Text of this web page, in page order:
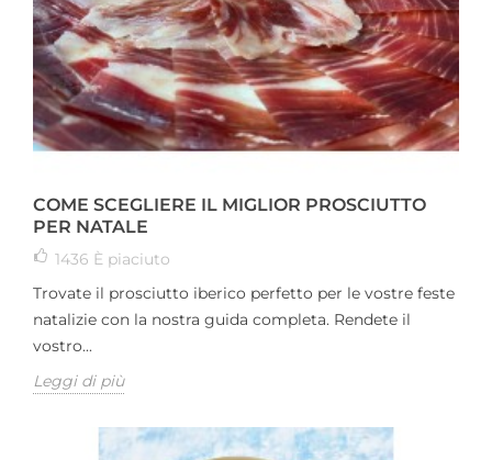
COME SCEGLIERE IL MIGLIOR PROSCIUTTO
PER NATALE
1436 È piaciuto
Trovate il prosciutto iberico perfetto per le vostre feste
natalizie con la nostra guida completa. Rendete il
vostro...
Leggi di più